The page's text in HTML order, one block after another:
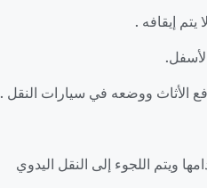
إيقافه .
الأثاث ووضعه في سيارات النقل .
ويتم اللجوء إلى النقل اليدوي